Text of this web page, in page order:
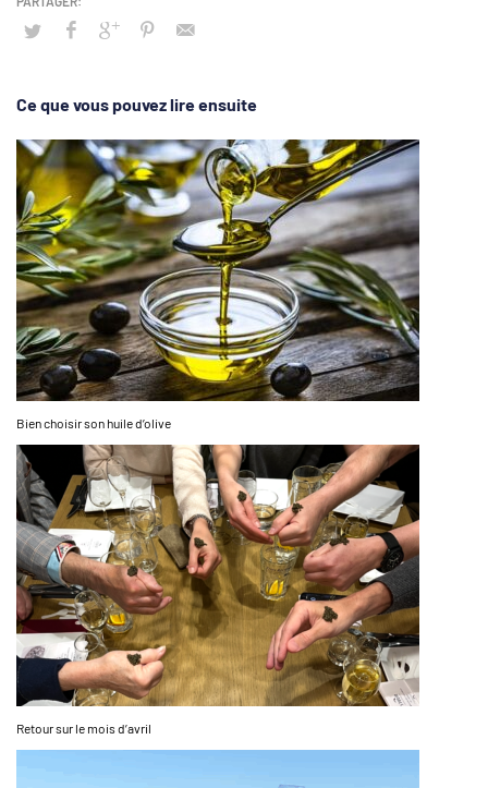
Ce que vous pouvez lire ensuite
Bien choisir son huile d’olive
Retour sur le mois d’avril